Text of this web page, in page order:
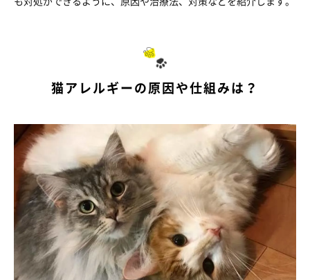
猫アレルギーの原因や仕組みは？